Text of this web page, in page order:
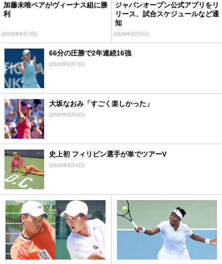
加藤未唯ペアがヴィーナス組に勝
利
(2026年8月7日)
ジャパンオープン公式アプリをリ
リース、試合スケジュールなど通
知
(2026年8月5日)
66分の圧勝で2年連続16強
(2026年8月7日)
大坂なおみ「すごく楽しかった」
(2026年8月8日)
史上初 フィリピン選手が単でツアーV
(2026年8月4日)